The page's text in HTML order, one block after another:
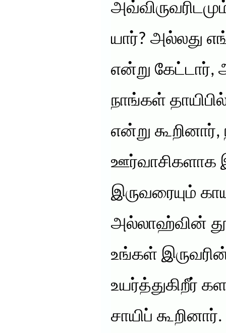
யார்? அல்லது
என்று கேட்டார்,
நாங்கள்
என்று
ஊர்வாசிகளாக
இருவரையும்
அல்லாஹ்வின்
உங்கள்
உயர்த்துகிறீர்
சாயிப் கூறினார்.